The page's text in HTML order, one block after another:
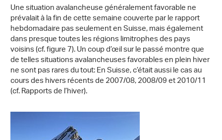
Une situation avalancheuse généralement favorable ne
prévalait à la fin de cette semaine couverte par le rapport
hebdomadaire pas seulement en Suisse, mais également
dans presque toutes les régions limitrophes des pays
voisins (cf. figure 7). Un coup d’œil sur le passé montre que
de telles situations avalancheuses favorables en plein hiver
ne sont pas rares du tout: En Suisse, c’était aussi le cas au
cours des hivers récents de 2007/08, 2008/09 et 2010/11
(cf. Rapports de l’hiver).